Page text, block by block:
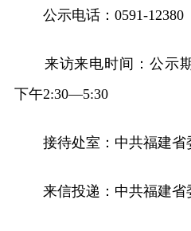
公示电话：0591-12380
来访来电时间：公示期
下午2:30—5:30
接待处室：中共福建省
来信投递：中共福建省